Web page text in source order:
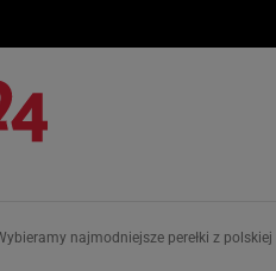
najmodniejsze perełki z